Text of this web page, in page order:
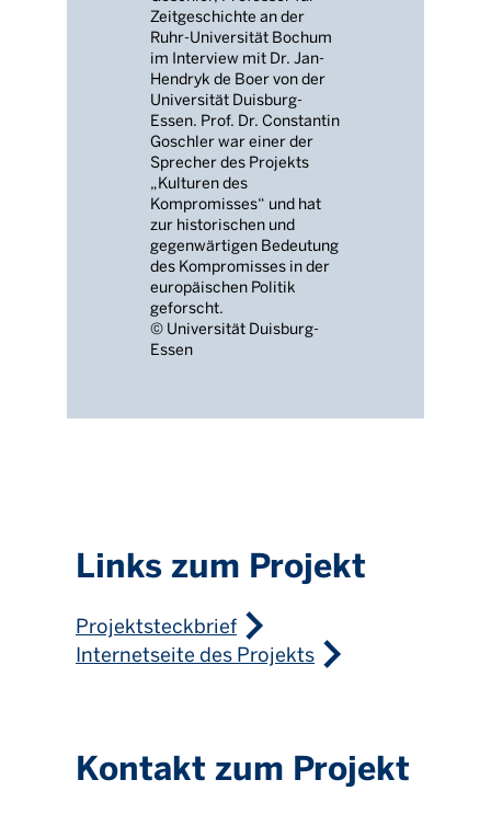
Zeitgeschichte an der
Ruhr-Universität Bochum
im Interview mit Dr. Jan-
Hendryk de Boer von der
Universität Duisburg-
Essen. Prof. Dr. Constantin
Goschler war einer der
Sprecher des Projekts
„Kulturen des
Kompromisses“ und hat
zur historischen und
gegenwärtigen Bedeutung
des Kompromisses in der
europäischen Politik
geforscht.
© Universität Duisburg-
Essen
Links zum Projekt
Projektsteckbrief
Internetseite des Projekts
Kontakt zum Projekt